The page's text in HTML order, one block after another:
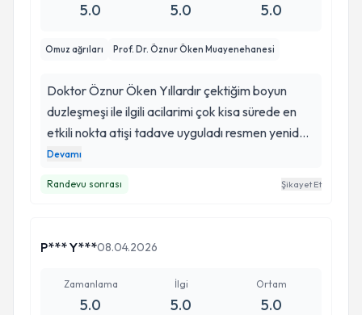
5.0 5.0 5.0
Omuz ağrıları Prof. Dr. Öznur Öken Muayenehanesi
Doktor Öznur Öken Yıllardır çektiğim boyun
duzleşmeşi ile ilgili acilarimi çok kisa sürede en
etkili nokta atişi tadave uyguladı resmen yeniden
dünyaya geldim çok teşekkür ederim emeğinize
Devamı
Randevu sonrası Şikayet Et
P*** Y***08.04.2026
Zamanlama
5.0
İlgi
5.0
Ortam
5.0